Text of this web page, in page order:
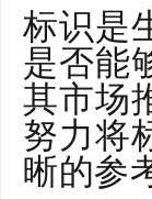
标识是
是否能
其市场
努力将
晰的参